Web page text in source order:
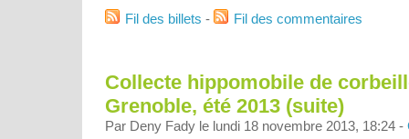
Fil des billets - Fil des commentaires
Collecte hippomobile de
Grenoble, été 2013 (suite)
Par Deny Fady le lundi 18 novembre 2013, 18:24 -